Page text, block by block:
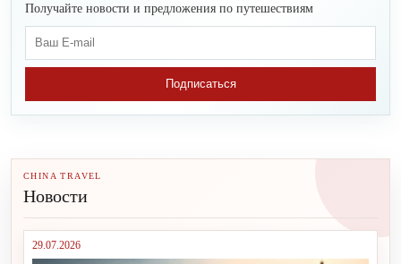
Получайте новости и предложения по путешествиям
Подписаться
CHINA TRAVEL
Новости
29.07.2026